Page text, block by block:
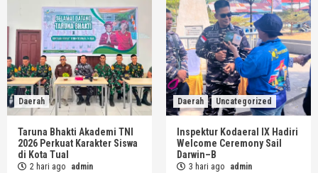
Daerah
Taruna Bhakti Akademi TNI
2026 Perkuat Karakter Siswa
di Kota Tual
2 hari ago admin
Daerah Uncategorized
Inspektur Kodaeral IX Hadiri
Welcome Ceremony Sail
Darwin–B
3 hari ago admin